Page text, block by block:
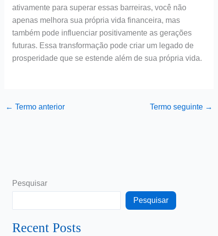
ativamente para superar essas barreiras, você não
apenas melhora sua própria vida financeira, mas
também pode influenciar positivamente as gerações
futuras. Essa transformação pode criar um legado de
prosperidade que se estende além de sua própria vida.
← Termo anterior Termo seguinte →
Pesquisar
Pesquisar
Recent Posts